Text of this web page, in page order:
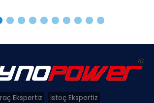
Ekspertiz
İstoç Ekspertiz